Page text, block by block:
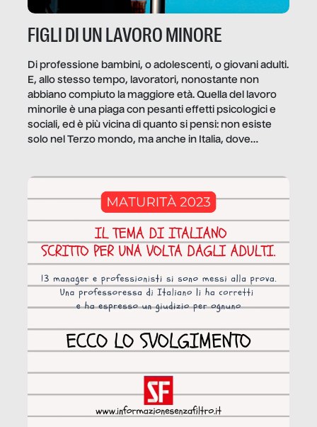
FIGLI DI UN LAVORO MINORE
Di professione bambini, o adolescenti, o giovani adulti.
E, allo stesso tempo, lavoratori, nonostante non
abbiano compiuto la maggiore età. Quella del lavoro
minorile è una piaga con pesanti effetti psicologici e
sociali, ed è più vicina di quanto si pensi: non esiste
solo nel Terzo mondo, ma anche in Italia, dove